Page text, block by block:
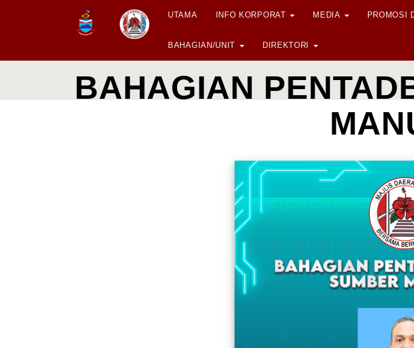
UTAMA INFO KORPORAT MEDIA PROMOSI
BAHAGIAN/UNIT DIREKTORI
BAHAGIAN